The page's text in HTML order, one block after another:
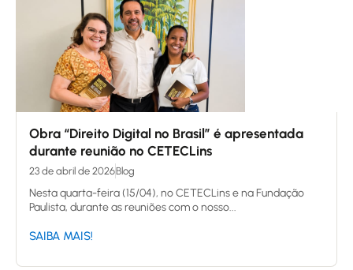
Obra “Direito Digital no Brasil” é apresentada
durante reunião no CETECLins
23 de abril de 2026Blog
Nesta quarta-feira (15/04), no CETECLins e na Fundação
Paulista, durante as reuniões com o nosso...
SAIBA MAIS!